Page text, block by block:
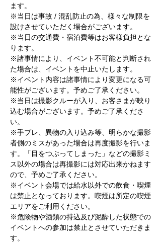
ます。
※当日は事故 / 混乱防止の為、様々な制限を
設けさせていただく場合がございます。
※当日の交通費・宿泊費等はお客様負担とな
ります。
※諸事情により、イベント不可能と判断され
た場合は、イベントを中止いたします。
※イベント内容は諸事情により変更になる可
能性がございます。予めご了承ください。
※当日は撮影クルーが入り、お客さまが映り
込む場合がございます。予めご了承くださ
い。
※手ブレ、異物の入り込み等、明らかな撮影
者側のミスがあった場合は再度撮影を行いま
す。「目をつぶってしまった」などの撮影ミ
ス以外の場合は再撮影には対応出来かねます
ので、予めご了承ください。
※イベント会場では給水以外での飲食・喫煙
は禁止となっております。喫煙は所定の喫煙
エリアをご利用ください。
※危険物や酒類の持込及び泥酔した状態での
イベントへの参加は禁止とさせていただきま
す。